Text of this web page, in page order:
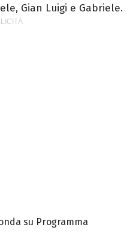
Gian Luigi e Gabriele.
su Programma